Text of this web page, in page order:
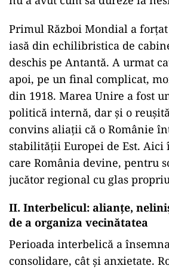
Primul Război Mondial a
iasă din echilibristica de
deschis pe Antantă. A urmat
apoi, pe un final complicat,
din 1918. Marea Unire a fost
politică internă, dar și o
convins aliații că o Românie
stabilității Europei de Est. Aici
care România devine, pentru
jucător regional cu glas
II. Interbelicul: alianțe,
de a organiza vecinătatea
Perioada interbelică a
consolidare, cât și anxietate.